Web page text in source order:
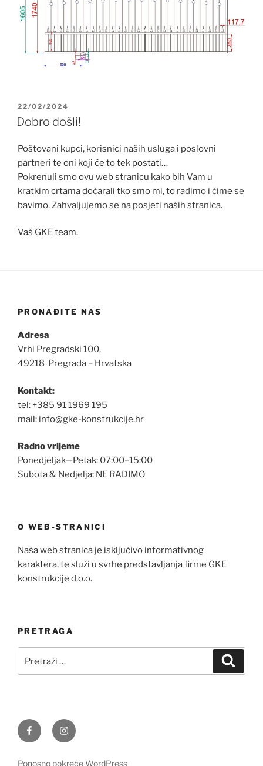
OBJAVLJENO
22/02/2024
Dobro došli!
Poštovani kupci, korisnici naših usluga i poslovni
partneri te oni koji će to tek postati…
Pokrenuli smo ovu web stranicu kako bih Vam u
kratkim crtama dočarali tko smo mi, to radimo i čime se
bavimo. Zahvaljujemo se na posjeti naših stranica.
Vaš GKE team.
PRONAĐITE NAS
Adresa
Vrhi Pregradski 100,
49218 Pregrada – Hrvatska
Kontakt:
tel: +385 91 1969 195
mail: info@gke-konstrukcije.hr
Radno vrijeme
Ponedjeljak—Petak: 07:00–15:00
Subota & Nedjelja: NE RADIMO
O WEB-STRANICI
Naša web stranica je isključivo informativnog
karaktera, te služi u svrhe predstavljanja firme GKE
konstrukcije d.o.o.
PRETRAGA
FacebookInstagram
Ponosno pokreće WordPress